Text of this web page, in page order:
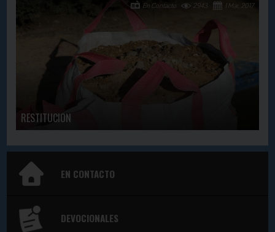
RESTITUCION
1 Mar, 2017
2943
En Contacto
EN CONTACTO
DEVOCIONALES